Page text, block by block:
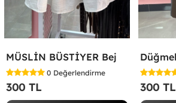
MÜSLİN BÜSTİYER Bej
0 Değerlendirme
300 TL 300 TL